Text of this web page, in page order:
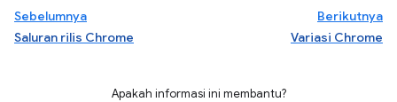
Sebelumnya
Saluran rilis Chrome
Berikutnya
Variasi Chrome
Apakah informasi ini membantu?